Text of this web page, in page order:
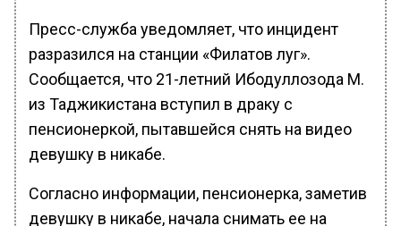
Пресс-служба уведомляет, что инцидент
разразился на станции «Филатов луг».
Сообщается, что 21-летний Ибодуллозода М.
из Таджикистана вступил в драку с
пенсионеркой, пытавшейся снять на видео
девушку в никабе.
Согласно информации, пенсионерка, заметив
девушку в никабе, начала снимать ее на